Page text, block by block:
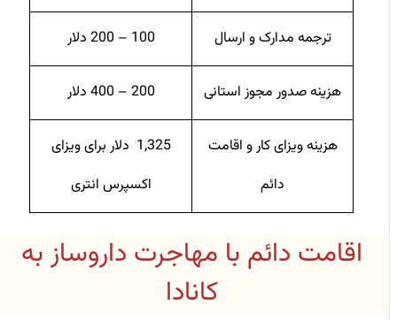
ترجمه مدارک و ارسال 100 – 200 دلار
هزینه صدور مجوز استانی 200 – 400 دلار
هزینه ویزای کار و اقامت
دائم
1,325 دلار برای ویزای
اکسپرس انتری
اقامت دائم با مهاجرت داروساز به
کانادا